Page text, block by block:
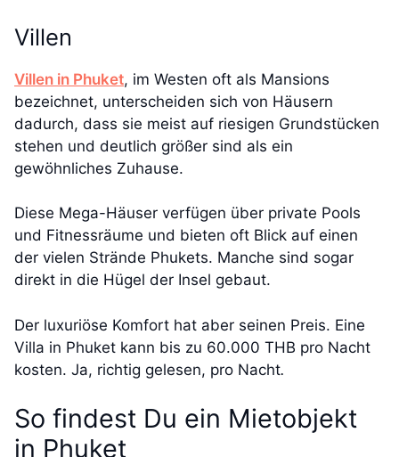
Villen
Villen in Phuket, im Westen oft als Mansions
bezeichnet, unterscheiden sich von Häusern
dadurch, dass sie meist auf riesigen Grundstücken
stehen und deutlich größer sind als ein
gewöhnliches Zuhause.
Diese Mega-Häuser verfügen über private Pools
und Fitnessräume und bieten oft Blick auf einen
der vielen Strände Phukets. Manche sind sogar
direkt in die Hügel der Insel gebaut.
Der luxuriöse Komfort hat aber seinen Preis. Eine
Villa in Phuket kann bis zu 60.000 THB pro Nacht
kosten. Ja, richtig gelesen, pro Nacht.
So findest Du ein Mietobjekt
in Phuket